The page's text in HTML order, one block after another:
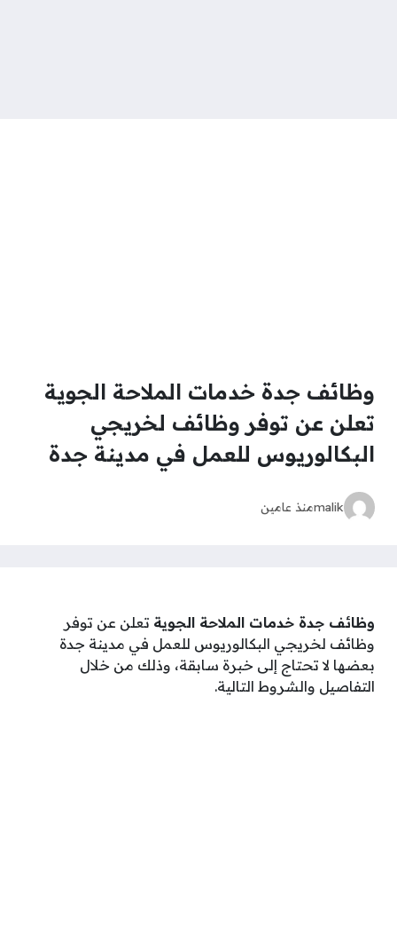
وظائف جدة خدمات الملاحة الجوية
تعلن عن توفر وظائف لخريجي
البكالوريوس للعمل في مدينة جدة
malikمنذ عامين
وظائف جدة خدمات الملاحة الجوية تعلن عن توفر
وظائف لخريجي البكالوريوس للعمل في مدينة جدة
بعضها لا تحتاج إلى خبرة سابقة، وذلك من خلال
التفاصيل والشروط التالية.